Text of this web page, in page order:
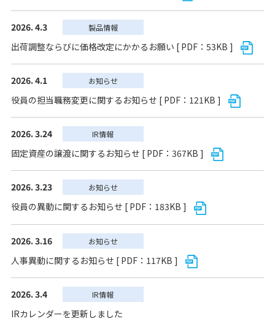
2026. 4.3 製品情報
出荷調整ならびに価格改定にかかるお願い [ PDF：53KB ]
2026. 4.1 お知らせ
役員の担当職務変更に関するお知らせ [ PDF：121KB ]
2026. 3.24 IR情報
固定資産の譲渡に関するお知らせ [ PDF：367KB ]
2026. 3.23 お知らせ
役員の異動に関するお知らせ [ PDF：183KB ]
2026. 3.16 お知らせ
人事異動に関するお知らせ [ PDF：117KB ]
2026. 3.4 IR情報
IRカレンダーを更新しました